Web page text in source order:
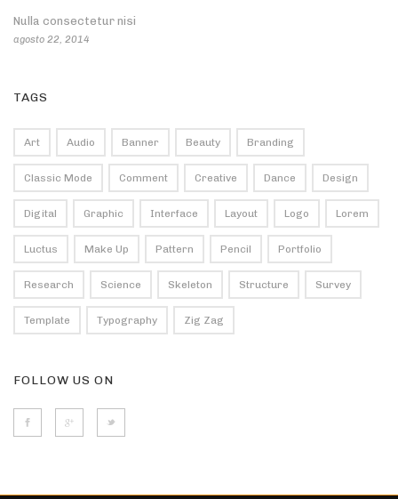
Nulla consectetur nisi
agosto 22, 2014
TAGS
Art Audio Banner Beauty Branding
Classic Mode Comment Creative Dance Design
Digital Graphic Interface Layout Logo Lorem
Luctus Make Up Pattern Pencil Portfolio
Research Science Skeleton Structure Survey
Template Typography Zig Zag
FOLLOW US ON